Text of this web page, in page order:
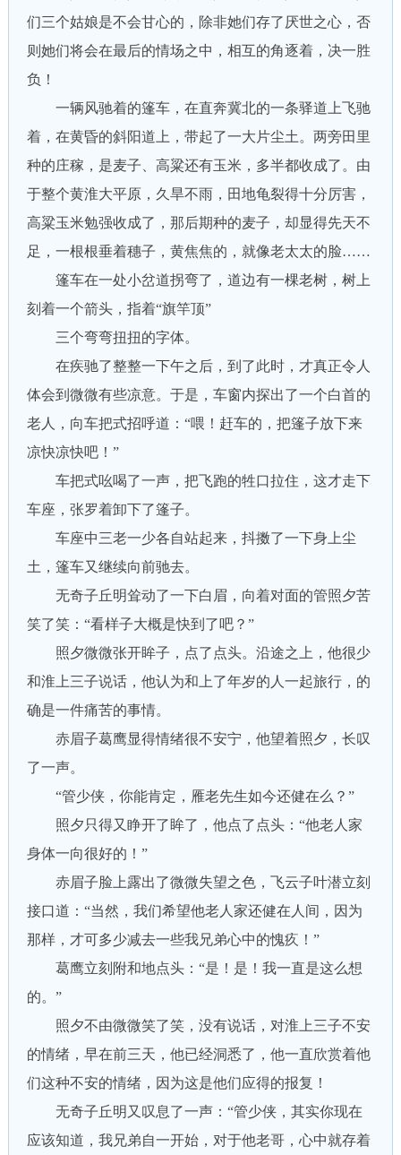
们三个姑娘是不会甘心的，除非她们存了厌世之心，否
则她们将会在最后的情场之中，相互的角逐着，决一胜
负！
一辆风驰着的篷车，在直奔冀北的一条驿道上飞驰
着，在黄昏的斜阳道上，带起了一大片尘土。两旁田里
种的庄稼，是麦子、高粱还有玉米，多半都收成了。由
于整个黄淮大平原，久旱不雨，田地龟裂得十分厉害，
高粱玉米勉强收成了，那后期种的麦子，却显得先天不
足，一根根垂着穗子，黄焦焦的，就像老太太的脸……
篷车在一处小岔道拐弯了，道边有一棵老树，树上
刻着一个箭头，指着“旗竿顶”
三个弯弯扭扭的字体。
在疾驰了整整一下午之后，到了此时，才真正令人
体会到微微有些凉意。于是，车窗内探出了一个白首的
老人，向车把式招呼道：“喂！赶车的，把篷子放下来
凉快凉快吧！”
车把式吆喝了一声，把飞跑的牲口拉住，这才走下
车座，张罗着卸下了篷子。
车座中三老一少各自站起来，抖擞了一下身上尘
土，篷车又继续向前驰去。
无奇子丘明耸动了一下白眉，向着对面的管照夕苦
笑了笑：“看样子大概是快到了吧？”
照夕微微张开眸子，点了点头。沿途之上，他很少
和淮上三子说话，他认为和上了年岁的人一起旅行，的
确是一件痛苦的事情。
赤眉子葛鹰显得情绪很不安宁，他望着照夕，长叹
了一声。
“管少侠，你能肯定，雁老先生如今还健在么？”
照夕只得又睁开了眸了，他点了点头：“他老人家
身体一向很好的！”
赤眉子脸上露出了微微失望之色，飞云子叶潜立刻
接口道：“当然，我们希望他老人家还健在人间，因为
那样，才可多少减去一些我兄弟心中的愧疚！”
葛鹰立刻附和地点头：“是！是！我一直是这么想
的。”
照夕不由微微笑了笑，没有说话，对淮上三子不安
的情绪，早在前三天，他已经洞悉了，他一直欣赏着他
们这种不安的情绪，因为这是他们应得的报复！
无奇子丘明又叹息了一声：“管少侠，其实你现在
应该知道，我兄弟自一开始，对于他老哥，心中就存着